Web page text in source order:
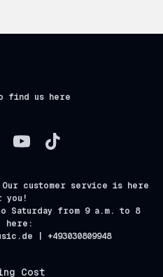
find us here
Our customer service is here
you!
Saturday from 9 a.m. to 8
here:
| +493030809948
Cost